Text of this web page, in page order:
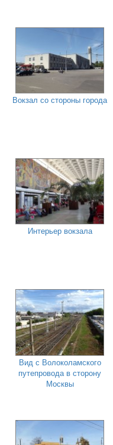
Вокзал со стороны города
Интерьер вокзала
Вид с Волоколамского
путепровода в сторону
Москвы